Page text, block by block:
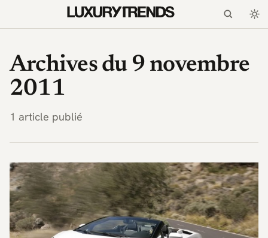
Archives du 9 novembre
2011
1 article publié